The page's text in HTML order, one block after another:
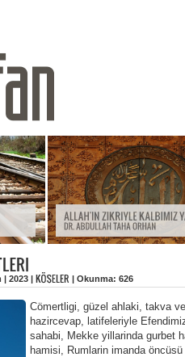
| 2023 | | Okunma: 626
Cömertligi, güzel ahlaki, takva
hazircevap, latifeleriyle
sahabi, Mekke yillarinda gurbet
hamisi, Rumlarin imanda